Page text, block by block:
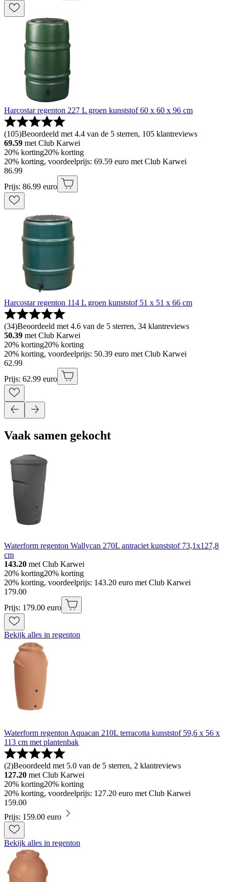
Harcostar regenton 227 L groen kunststof 60 x 60 x 96 cm
(105)Beoordeeld met 4.4 van de 5 sterren, 105 klantreviews
69.59 met Club Karwei
20% korting20% korting
20% korting, voordeelprijs: 69.59 euro met Club Karwei
86.99
Prijs: 86.99 euro
Harcostar regenton 114 L groen kunststof 51 x 51 x 66 cm
(34)Beoordeeld met 4.6 van de 5 sterren, 34 klantreviews
50.39 met Club Karwei
20% korting20% korting
20% korting, voordeelprijs: 50.39 euro met Club Karwei
62.99
Prijs: 62.99 euro
Vaak samen gekocht
Waterform regenton Wallycan 270L antraciet kunststof 73,1x127,8
cm
143.20 met Club Karwei
20% korting20% korting
20% korting, voordeelprijs: 143.20 euro met Club Karwei
179.00
Prijs: 179.00 euro
Bekijk alles in regenton
Waterform regenton Aquacan 210L terracotta kunststof 59,6 x 56 x
113 cm met plantenbak
(2)Beoordeeld met 5.0 van de 5 sterren, 2 klantreviews
127.20 met Club Karwei
20% korting20% korting
20% korting, voordeelprijs: 127.20 euro met Club Karwei
159.00
Prijs: 159.00 euro
Bekijk alles in regenton